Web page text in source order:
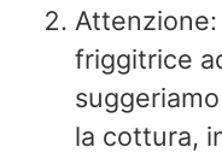
friggitrice
la cottura,